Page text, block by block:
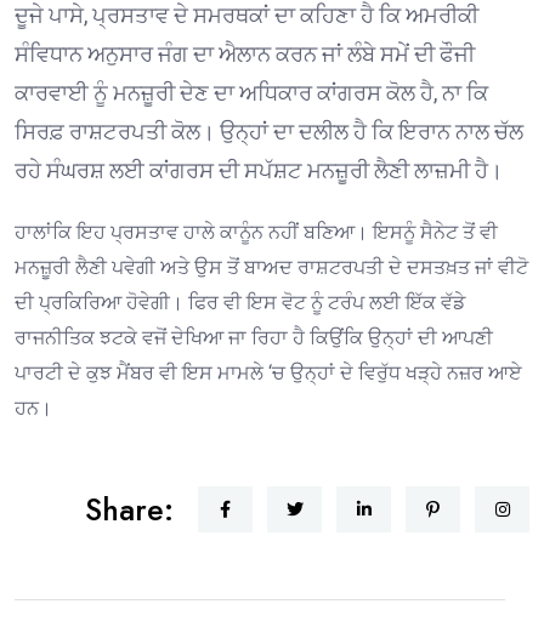
ਦੂਜੇ ਪਾਸੇ, ਪ੍ਰਸਤਾਵ ਦੇ ਸਮਰਥਕਾਂ ਦਾ ਕਹਿਣਾ ਹੈ ਕਿ ਅਮਰੀਕੀ
ਸੰਵਿਧਾਨ ਅਨੁਸਾਰ ਜੰਗ ਦਾ ਐਲਾਨ ਕਰਨ ਜਾਂ ਲੰਬੇ ਸਮੇਂ ਦੀ ਫੌਜੀ
ਕਾਰਵਾਈ ਨੂੰ ਮਨਜ਼ੂਰੀ ਦੇਣ ਦਾ ਅਧਿਕਾਰ ਕਾਂਗਰਸ ਕੋਲ ਹੈ, ਨਾ ਕਿ
ਸਿਰਫ਼ ਰਾਸ਼ਟਰਪਤੀ ਕੋਲ। ਉਨ੍ਹਾਂ ਦਾ ਦਲੀਲ ਹੈ ਕਿ ਇਰਾਨ ਨਾਲ ਚੱਲ
ਰਹੇ ਸੰਘਰਸ਼ ਲਈ ਕਾਂਗਰਸ ਦੀ ਸਪੱਸ਼ਟ ਮਨਜ਼ੂਰੀ ਲੈਣੀ ਲਾਜ਼ਮੀ ਹੈ।
ਹਾਲਾਂਕਿ ਇਹ ਪ੍ਰਸਤਾਵ ਹਾਲੇ ਕਾਨੂੰਨ ਨਹੀਂ ਬਣਿਆ। ਇਸਨੂੰ ਸੈਨੇਟ ਤੋਂ ਵੀ
ਮਨਜ਼ੂਰੀ ਲੈਣੀ ਪਵੇਗੀ ਅਤੇ ਉਸ ਤੋਂ ਬਾਅਦ ਰਾਸ਼ਟਰਪਤੀ ਦੇ ਦਸਤਖ਼ਤ ਜਾਂ ਵੀਟੋ
ਦੀ ਪ੍ਰਕਿਰਿਆ ਹੋਵੇਗੀ। ਫਿਰ ਵੀ ਇਸ ਵੋਟ ਨੂੰ ਟਰੰਪ ਲਈ ਇੱਕ ਵੱਡੇ
ਰਾਜਨੀਤਿਕ ਝਟਕੇ ਵਜੋਂ ਦੇਖਿਆ ਜਾ ਰਿਹਾ ਹੈ ਕਿਉਂਕਿ ਉਨ੍ਹਾਂ ਦੀ ਆਪਣੀ
ਪਾਰਟੀ ਦੇ ਕੁਝ ਮੈਂਬਰ ਵੀ ਇਸ ਮਾਮਲੇ ‘ਚ ਉਨ੍ਹਾਂ ਦੇ ਵਿਰੁੱਧ ਖੜ੍ਹੇ ਨਜ਼ਰ ਆਏ
ਹਨ।
Share: